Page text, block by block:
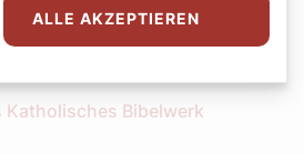
Bibelwerk
ALLE AKZEPTIEREN